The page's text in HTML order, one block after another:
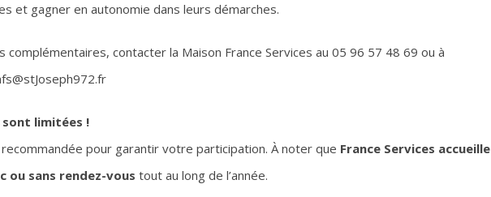
et gagner en autonomie dans leurs démarches.
complémentaires, contacter la Maison France Services au 05 96 57 48 69 ou à
limitées !
pour garantir votre participation. À noter que France Services accueille
ou sans rendez-vous tout au long de l’année.